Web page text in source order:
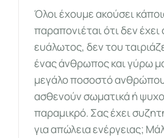
Όλοι έχουμε ακούσει
παραπονιέται ότι δεν
ευάλωτος, δεν του
ένας άνθρωπος και γύρω
μεγάλο ποσοστό
ασθενούν σωματικά ή
παραμικρό. Σας έχει
για απώλεια ενέργειας;